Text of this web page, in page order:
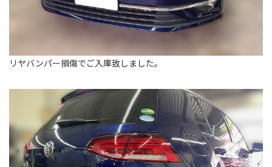
リヤバンパー損傷でご入庫致しました。